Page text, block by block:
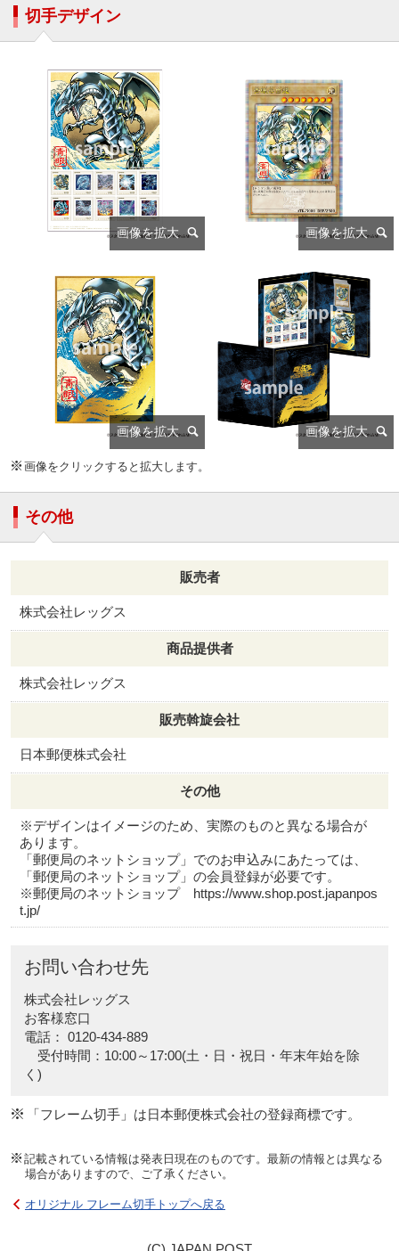
切手デザイン
画像をクリックすると拡大します。
その他
販売者
株式会社レッグス
商品提供者
株式会社レッグス
販売斡旋会社
日本郵便株式会社
その他
※デザインはイメージのため、実際のものと異なる場合が
あります。
「郵便局のネットショップ」でのお申込みにあたっては、
「郵便局のネットショップ」の会員登録が必要です。
※郵便局のネットショップ https://www.shop.post.japanpos
t.jp/
お問い合わせ先
株式会社レッグス
お客様窓口
電話： 0120-434-889
受付時間：10:00～17:00(土・日・祝日・年末年始を除
く)
「フレーム切手」は日本郵便株式会社の登録商標です。
記載されている情報は発表日現在のものです。最新の情報とは異なる
場合がありますので、ご了承ください。
オリジナル フレーム切手トップへ戻る